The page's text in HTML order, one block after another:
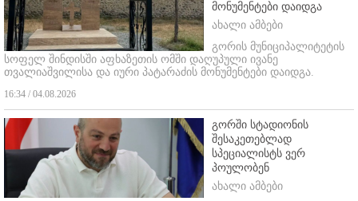
მონუმენტები დაიდგა
ახალი ამბები
გორის მუნიციპალიტეტის
სოფელ შინდისში აფხაზეთის ომში დაღუპული ივანე
თვალიაშვილისა და იური პატარაძის მონუმენტები დაიდგა.
16:34 / 04.08.2026
გორში სტადიონის
შესაკეთებლად
სპეციალისტს ვერ
პოულობენ
ახალი ამბები